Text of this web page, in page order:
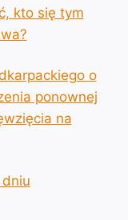
kto się tym
o
ponownej
na